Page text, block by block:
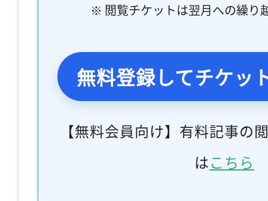
※ 閲覧チケットは翌月への繰り
無料登録してチケッ
【無料会員向け】有料記事の
はこちら